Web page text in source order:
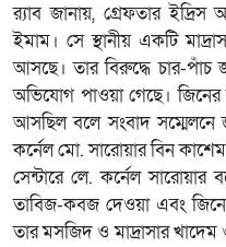
র‌্যাব জানায়, গ্রেফতার
ইমাম। সে স্থানীয় একটি
আসছে। তার বিরুদ্ধে চার-
অভিযোগ পাওয়া গেছে।
আসছিল বলে সংবাদ সম্মেলনে
কর্নেল মো. সারোয়ার বিন
সেন্টারে লে. কর্নেল সারোয়ার
তাবিজ-কবজ দেওয়া এবং
তার মসজিদ ও মাদ্রাসার